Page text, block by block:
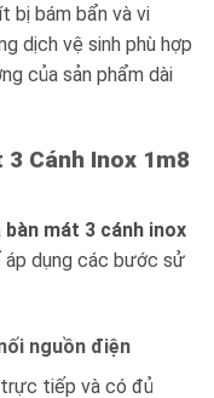
ít bị bám bẩn và vi
dịch vệ sinh phù hợp
của sản phẩm dài
3 Cánh Inox 1m8
bàn mát 3 cánh inox
áp dụng các bước sử
nguồn điện
trực tiếp và có đủ